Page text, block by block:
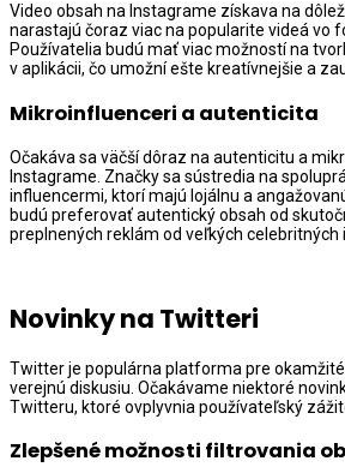
Video obsah na Instagrame získava na
narastajú čoraz viac na popularite videá vo
Používatelia budú mať viac možností na
v aplikácii, čo umožní ešte kreatívnejšie a
Mikroinfluenceri a autenticita
Očakáva sa väčší dôraz na autenticitu a
Instagrame. Značky sa sústredia na
influencermi, ktorí majú lojálnu a
budú preferovať autentický obsah od
preplnených reklám od veľkých celebritných
Novinky na Twitteri
Twitter je populárna platforma pre
verejnú diskusiu. Očakávame niektoré
Twitteru, ktoré ovplyvnia používateľský
Zlepšené možnosti filtrovania